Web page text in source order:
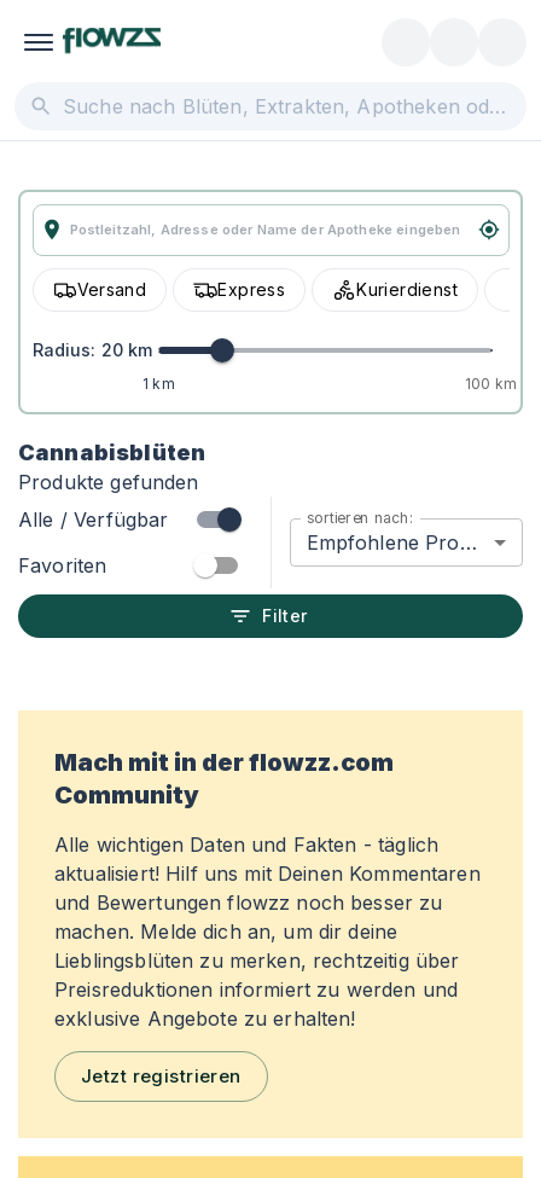
Versand Express Kurierdienst
Radius: 20 km
1 km 100 km
Cannabisblüten
Produkte gefunden
Alle / Verfügbar
Favoriten
sortieren nach:
Empfohlene Produkte
Filter
Mach mit in der flowzz.com
Community
Alle wichtigen Daten und Fakten - täglich
aktualisiert! Hilf uns mit Deinen Kommentaren
und Bewertungen flowzz noch besser zu
machen. Melde dich an, um dir deine
Lieblingsblüten zu merken, rechtzeitig über
Preisreduktionen informiert zu werden und
exklusive Angebote zu erhalten!
Jetzt registrieren